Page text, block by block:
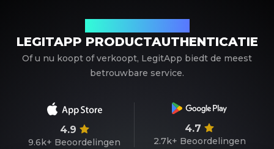
LEGITAPP PRODUCTAUTHENTICATIE
Of u nu koopt of verkoopt, LegitApp biedt de meest
betrouwbare service.
4.9
9.6k+ Beoordelingen
4.7
2.7k+ Beoordelingen